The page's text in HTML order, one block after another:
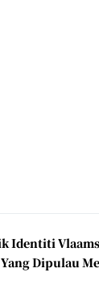
Identiti
Dipulau